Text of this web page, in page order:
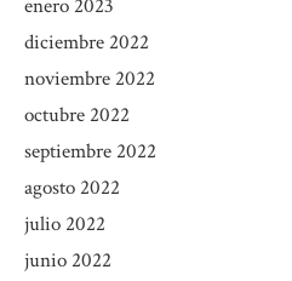
enero 2023
diciembre 2022
noviembre 2022
octubre 2022
septiembre 2022
agosto 2022
julio 2022
junio 2022